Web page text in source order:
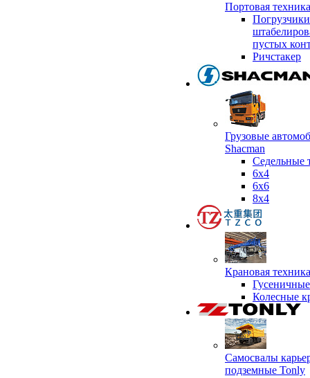
Портовая
пустых
Ричстакер
Грузовые
Shacman
Седельные
6х4
6x6
8x4
Крановая
Колесные
Самосвалы
подземные Tonly